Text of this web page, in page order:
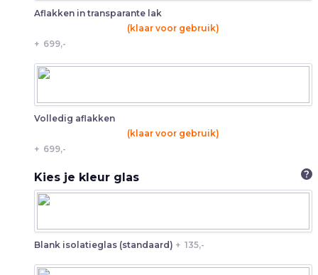
Aflakken in transparante lak
(klaar voor gebruik)
+ 699,-
Volledig aflakken
(klaar voor gebruik)
+ 699,-
Kies je kleur glas ?
Blank isolatieglas (standaard) + 135,-